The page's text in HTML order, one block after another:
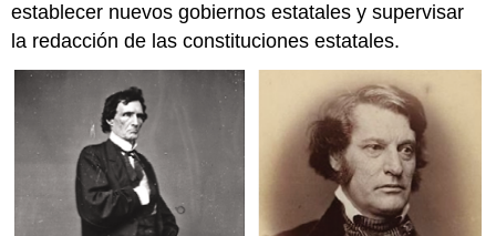
establecer nuevos gobiernos estatales y supervisar
la redacción de las constituciones estatales.